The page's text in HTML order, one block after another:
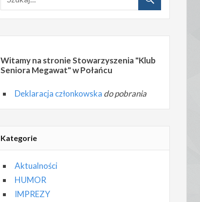
Witamy na stronie Stowarzyszenia "Klub
Seniora Megawat" w Połańcu
Deklaracja członkowska do pobrania
Kategorie
Aktualności
HUMOR
IMPREZY